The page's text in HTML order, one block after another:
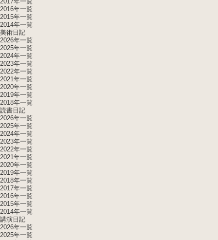
2016年一覧
2015年一覧
2014年一覧
美術日記
2026年一覧
2025年一覧
2024年一覧
2023年一覧
2022年一覧
2021年一覧
2020年一覧
2019年一覧
2018年一覧
読書日記
2026年一覧
2025年一覧
2024年一覧
2023年一覧
2022年一覧
2021年一覧
2020年一覧
2019年一覧
2018年一覧
2017年一覧
2016年一覧
2015年一覧
2014年一覧
講演日記
2026年一覧
2025年一覧